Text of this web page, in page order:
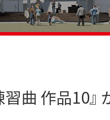
習曲 作品10』